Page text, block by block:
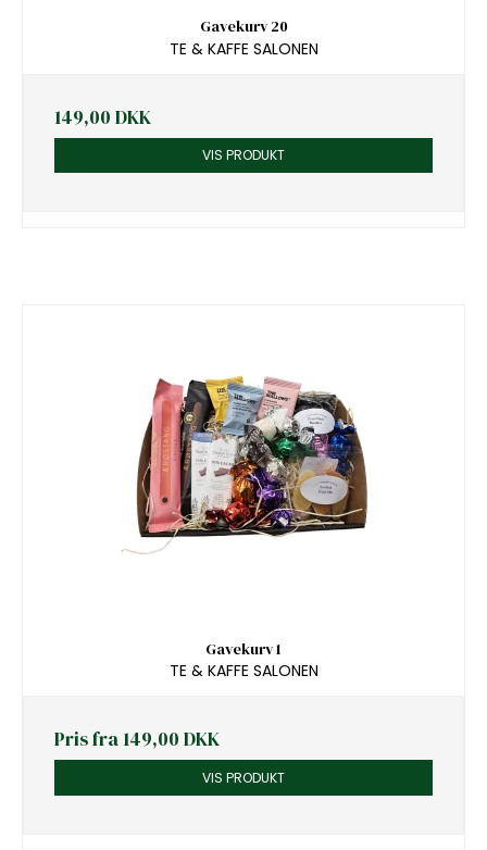
Gavekurv 20
TE & KAFFE SALONEN
149,00 DKK
VIS PRODUKT
Gavekurv 1
TE & KAFFE SALONEN
Pris fra 149,00 DKK
VIS PRODUKT